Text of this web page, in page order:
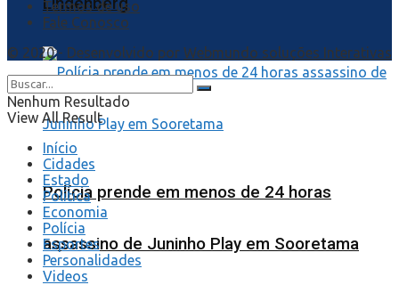
Polícia prende em menos de 24 horas
assassino de Juninho Play em Sooretama
Termos de uso
Fale Conosco
© 2020 - Desenvolvido por Webmundo soluções Interativas
Nenhum Resultado
View All Result
Início
Cidades
Estado
Política
Economia
Polícia
Esportes
Personalidades
Videos